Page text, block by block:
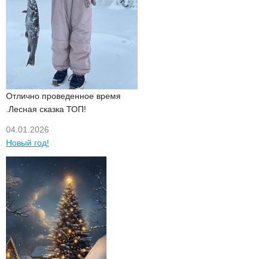
Отлично проведенное время
.Лесная сказка ТОП!
04.01.2026
Новый год!